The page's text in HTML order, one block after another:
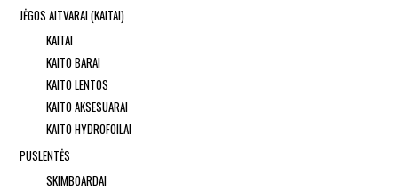
JĖGOS AITVARAI (KAITAI)
KAITAI
KAITO BARAI
KAITO LENTOS
KAITO AKSESUARAI
KAITO HYDROFOILAI
PUSLENTĖS
SKIMBOARDAI